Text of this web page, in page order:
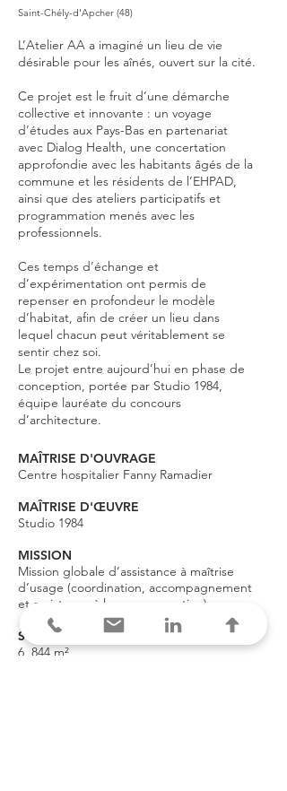
Saint-Chély-d'Apcher (48)
L’Atelier AA a imaginé un lieu de vie
désirable pour les aînés, ouvert sur la cité.
Ce projet est le fruit d’une démarche
collective et innovante : un voyage
d’études aux Pays-Bas en partenariat
avec Dialog Health, une concertation
approfondie avec les habitants âgés de la
commune et les résidents de l’EHPAD,
ainsi que des ateliers participatifs et
programmation menés avec les
professionnels.
Ces temps d’échange et
d’expérimentation ont permis de
repenser en profondeur le modèle
d’habitat, afin de créer un lieu dans
lequel chacun peut véritablement se
sentir chez soi.
Le projet entre aujourd’hui en phase de
conception, portée par Studio 1984,
équipe lauréate du concours
d’architecture.
MAÎTRISE D'OUVRAGE
Centre hospitalier Fanny Ramadier
MAÎTRISE D'ŒUVRE
Studio 1984
MISSION
Mission globale d’assistance à maîtrise
d’usage (coordination, accompagnement
et assistance à la programmation)
SURFACE
6 844 m²